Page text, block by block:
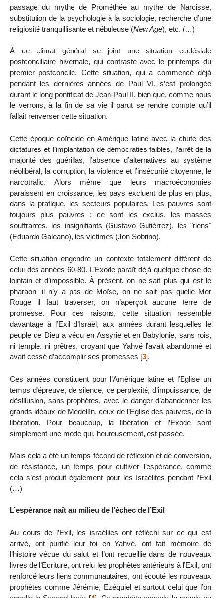
passage du mythe de Prométhée au mythe de Narcisse,
substitution de la psychologie à la sociologie, recherche d’une
religiosité tranquillisante et nébuleuse (New Age), etc. (…)
À ce climat général se joint une situation ecclésiale
postconciliaire hivernale, qui contraste avec le printemps du
premier postconcile. Cette situation, qui a commencé déjà
pendant les dernières années de Paul VI, s’est prolongée
durant le long pontificat de Jean-Paul II, bien que, comme nous
le verrons, à la fin de sa vie il parut se rendre compte qu’il
fallait renverser cette situation.
Cette époque coïncide en Amérique latine avec la chute des
dictatures et l’implantation de démocraties faibles, l’arrêt de la
majorité des guérillas, l’absence d’alternatives au système
néolibéral, la corruption, la violence et l’insécurité citoyenne, le
narcotrafic. Alors même que leurs macroéconomies
paraissent en croissance, les pays excluent de plus en plus,
dans la pratique, les secteurs populaires. Les pauvres sont
toujours plus pauvres : ce sont les exclus, les masses
souffrantes, les insignifiants (Gustavo Gutiérrez), les "riens"
(Eduardo Galeano), les victimes (Jon Sobrino).
Cette situation engendre un contexte totalement différent de
celui des années 60-80. L’Exode paraît déjà quelque chose de
lointain et d’impossible. À présent, on ne sait plus qui est le
pharaon, il n’y a pas de Moïse, on ne sait pas quelle Mer
Rouge il faut traverser, on n’aperçoit aucune terre de
promesse. Pour ces raisons, cette situation ressemble
davantage à l’Exil d’Israël, aux années durant lesquelles le
peuple de Dieu a vécu en Assyrie et en Babylonie, sans rois,
ni temple, ni prêtres, croyant que Yahvé l’avait abandonné et
avait cessé d’accomplir ses promesses [3].
Ces années constituent pour l’Amérique latine et l’Eglise un
temps d’épreuve, de silence, de perplexité, d’impuissance, de
désillusion, sans prophètes, avec le danger d’abandonner les
grands idéaux de Medellín, ceux de l’Eglise des pauvres, de la
libération. Pour beaucoup, la libération et l’Exode sont
simplement une mode qui, heureusement, est passée.
Mais cela a été un temps fécond de réflexion et de conversion,
de résistance, un temps pour cultiver l’espérance, comme
cela s’est produit également pour les Israélites pendant l’Exil
(…)
L’espérance naît au milieu de l’échec de l’Exil
Au cours de l’Exil, les israélites ont réfléchi sur ce qui est
arrivé, ont purifié leur foi en Yahvé, ont fait mémoire de
l’histoire vécue du salut et l’ont recueillie dans de nouveaux
livres de l’Ecriture, ont relu les prophètes antérieurs à l’Exil, ont
renforcé leurs liens communautaires, ont écouté les nouveaux
prophètes comme Jérémie, Ezéquiel et surtout celui que l’on